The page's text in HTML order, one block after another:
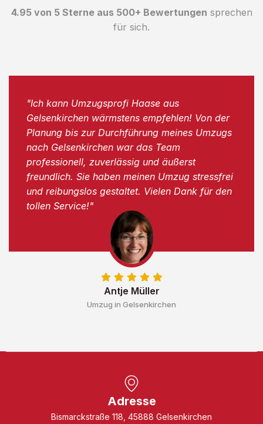
4.95 von 5 Sterne aus 500+ Bewertungen sprechen
für sich.
Antje Müller
Umzug in Gelsenkirchen
"Ich kann Umzugsprofi Haase aus
Gelsenkirchen wärmstens empfehlen! Von der
Planung bis zur Durchführung meines Umzugs
nach Gelsenkirchen war das Team
professionell, zuverlässig und äußerst
freundlich. Sie haben meinen Umzug stressfrei
und reibungslos gestaltet. Vielen Dank für den
tollen Service!"
Adresse
Bismarckstraße 118, 45888 Gelsenkirchen